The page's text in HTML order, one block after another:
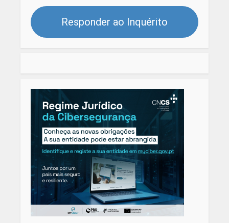
Responder ao Inquérito